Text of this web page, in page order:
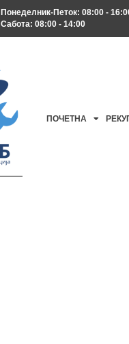
Понеделник-Петок: 08:00 -
Сабота: 08:00 - 14:00
ПОЧЕТНА